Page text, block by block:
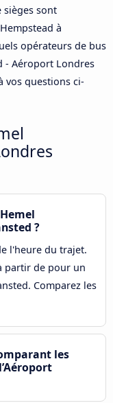
sièges sont
à
opérateurs de bus
- Aéroport Londres
vos questions ci-
?
l'heure du trajet.
partir de pour un
Comparez les
les